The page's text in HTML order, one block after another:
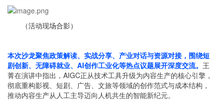
（活动现场合影）
本次沙龙聚焦政策解读、实战分享、产业对话与资源对接，围绕短
剧创新、无障碍就业、AI创作工业化等热点议题展开深度交流。 王
菁在演讲中指出，AIGC正从技术工具升级为内容生产的核心引擎，
彻底重构影视、短剧、广告、文旅等领域的创作范式与成本结构，
推动内容生产从人工主导迈向人机共生的智能新纪元。